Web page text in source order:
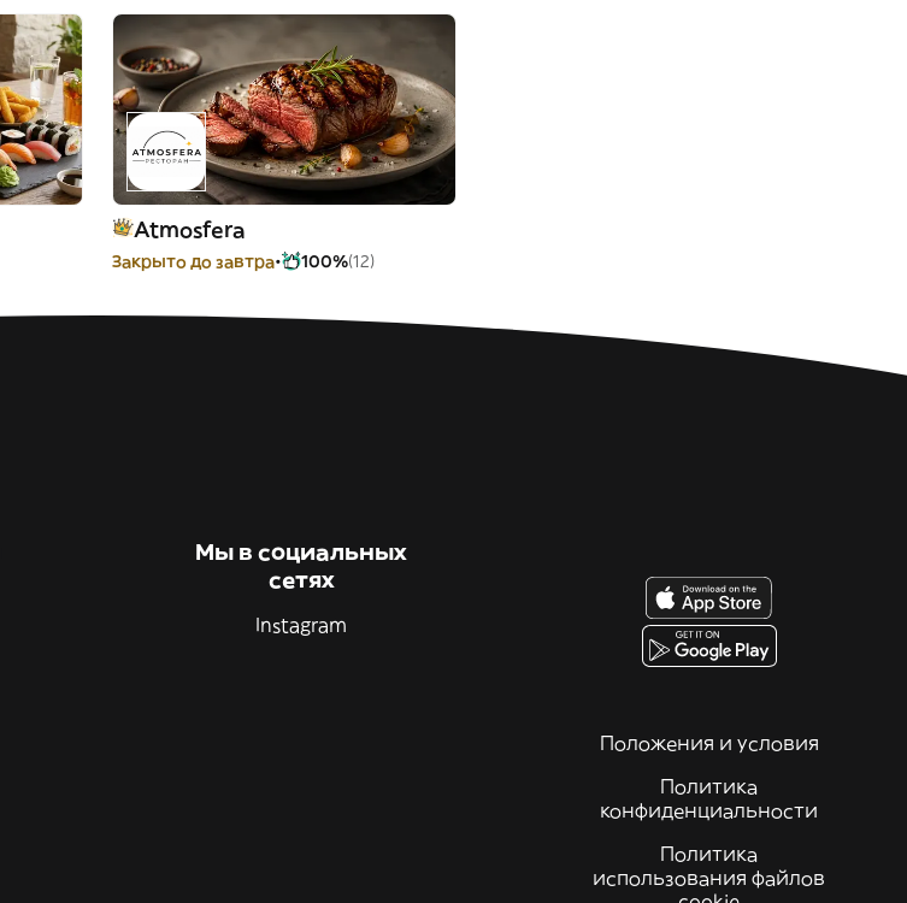
Atmosfera
Закрыто до завтра 100%(12)
Мы в социальных
сетях
Instagram
Положения и условия
Политика
конфиденциальности
Политика
использования файлов